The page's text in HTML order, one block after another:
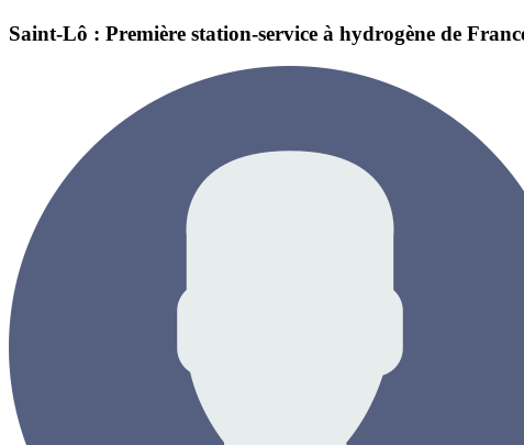
Saint-Lô : Première station-service à hydrogène de